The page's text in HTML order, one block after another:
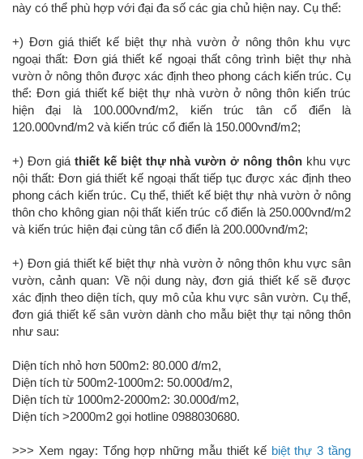
này có thể phù hợp với đại đa số các gia chủ hiện nay. Cụ thể:
+) Đơn giá thiết kế biệt thự nhà vườn ở nông thôn khu vực
ngoại thất: Đơn giá thiết kế ngoại thất công trình biệt thự nhà
vườn ở nông thôn được xác định theo phong cách kiến trúc. Cụ
thể: Đơn giá thiết kế biệt thự nhà vườn ở nông thôn kiến trúc
hiện đại là 100.000vnđ/m2, kiến trúc tân cổ điển là
120.000vnđ/m2 và kiến trúc cổ điển là 150.000vnđ/m2;
+) Đơn giá thiết kế biệt thự nhà vườn ở nông thôn khu vực
nội thất: Đơn giá thiết kế ngoại thất tiếp tục được xác định theo
phong cách kiến trúc. Cụ thể, thiết kế biệt thự nhà vườn ở nông
thôn cho không gian nội thất kiến trúc cổ điển là 250.000vnđ/m2
và kiến trúc hiện đại cùng tân cổ điển là 200.000vnđ/m2;
+) Đơn giá thiết kế biệt thự nhà vườn ở nông thôn khu vực sân
vườn, cảnh quan: Về nội dung này, đơn giá thiết kế sẽ được
xác định theo diện tích, quy mô của khu vực sân vườn. Cụ thể,
đơn giá thiết kế sân vườn dành cho mẫu biệt thự tại nông thôn
như sau:
Diện tích nhỏ hơn 500m2: 80.000 đ/m2,
Diện tích từ 500m2-1000m2: 50.000đ/m2,
Diện tích từ 1000m2-2000m2: 30.000đ/m2,
Diện tích >2000m2 gọi hotline 0988030680.
>>> Xem ngay: Tổng hợp những mẫu thiết kế biệt thự 3 tầng